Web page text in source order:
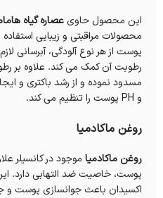
این محصول حاویعصاره گیاه
محصولات مراقبتی و زیبایی
پوست از هر نوع آلودگی، آبرسانی
رطوبت آن کمک می کند. علاوه بر
مسدود نموده و از رشد باکتری و
و PH پوست را تنظیم می کند.
روغن ماکادمیا
روغن ماکادمیا موجود در کانسیلر
پوست، خاصیت ضد التهابی دارد.
اکسیدان باعث جوانسازی پوست و